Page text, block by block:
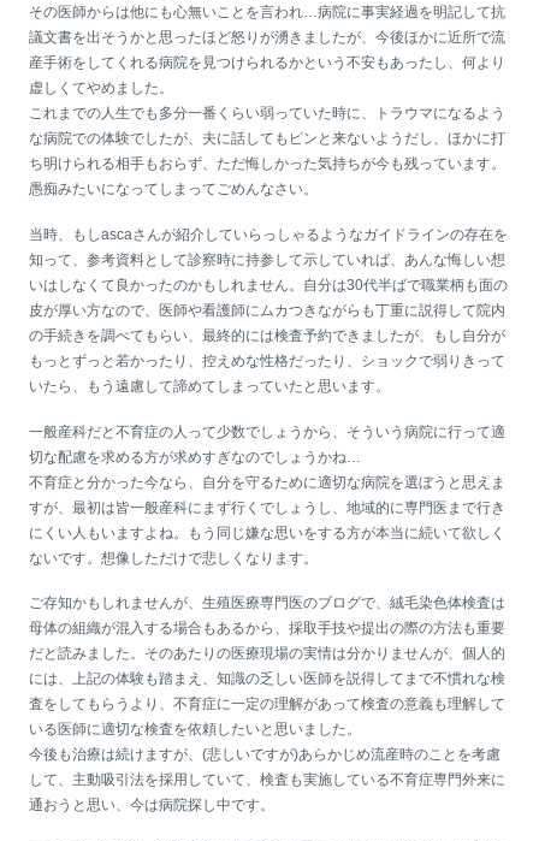
その医師からは他にも心無いことを言われ…病院に事実経過を明記して抗
議文書を出そうかと思ったほど怒りが湧きましたが、今後ほかに近所で流
産手術をしてくれる病院を見つけられるかという不安もあったし、何より
虚しくてやめました。
これまでの人生でも多分一番くらい弱っていた時に、トラウマになるよう
な病院での体験でしたが、夫に話してもピンと来ないようだし、ほかに打
ち明けられる相手もおらず、ただ悔しかった気持ちが今も残っています。
愚痴みたいになってしまってごめんなさい。
当時、もしascaさんが紹介していらっしゃるようなガイドラインの存在を
知って、参考資料として診察時に持参して示していれば、あんな悔しい想
いはしなくて良かったのかもしれません。自分は30代半ばで職業柄も面の
皮が厚い方なので、医師や看護師にムカつきながらも丁重に説得して院内
の手続きを調べてもらい、最終的には検査予約できましたが、もし自分が
もっとずっと若かったり、控えめな性格だったり、ショックで弱りきって
いたら、もう遠慮して諦めてしまっていたと思います。
一般産科だと不育症の人って少数でしょうから、そういう病院に行って適
切な配慮を求める方が求めすぎなのでしょうかね…
不育症と分かった今なら、自分を守るために適切な病院を選ぼうと思えま
すが、最初は皆一般産科にまず行くでしょうし、地域的に専門医まで行き
にくい人もいますよね。もう同じ嫌な思いをする方が本当に続いて欲しく
ないです。想像しただけで悲しくなります。
ご存知かもしれませんが、生殖医療専門医のブログで、絨毛染色体検査は
母体の組織が混入する場合もあるから、採取手技や提出の際の方法も重要
だと読みました。そのあたりの医療現場の実情は分かりませんが、個人的
には、上記の体験も踏まえ、知識の乏しい医師を説得してまで不慣れな検
査をしてもらうより、不育症に一定の理解があって検査の意義も理解して
いる医師に適切な検査を依頼したいと思いました。
今後も治療は続けますが、(悲しいですが)あらかじめ流産時のことを考慮
して、主動吸引法を採用していて、検査も実施している不育症専門外来に
通おうと思い、今は病院探し中です。